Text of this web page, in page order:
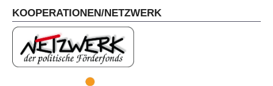
KOOPERATIONEN/NETZWERK